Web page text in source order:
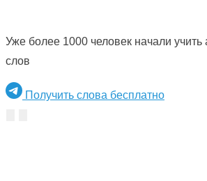
Уже более 1000 человек начали учить
слов
Получить слова бесплатно